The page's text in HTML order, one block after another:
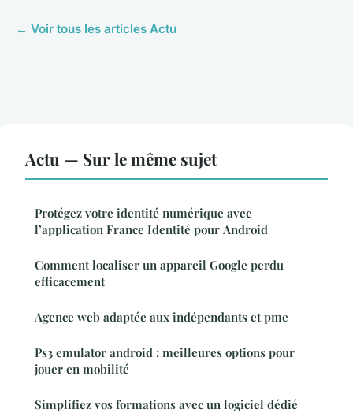
← Voir tous les articles Actu
Actu — Sur le même sujet
Protégez votre identité numérique avec
l’application France Identité pour Android
Comment localiser un appareil Google perdu
efficacement
Agence web adaptée aux indépendants et pme
Ps3 emulator android : meilleures options pour
jouer en mobilité
Simplifiez vos formations avec un logiciel dédié